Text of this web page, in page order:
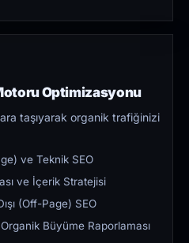
Optimizasyonu
taşıyarak organik trafiğinizi
ve Teknik SEO
ve İçerik Stratejisi
(Off-Page) SEO
Büyüme Raporlaması